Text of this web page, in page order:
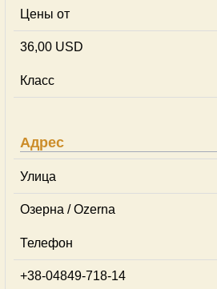
Цены от
36,00 USD
Класс
Адрес
Улица
Озерна / Ozerna
Телефон
+38-04849-718-14